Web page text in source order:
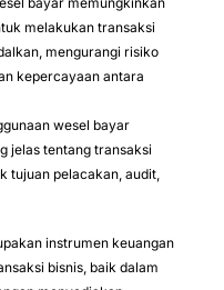
melakukan transaksi
mengurangi risiko
kepercayaan antara
wesel bayar
jelas tentang transaksi
tujuan pelacakan, audit,
instrumen keuangan
bisnis, baik dalam